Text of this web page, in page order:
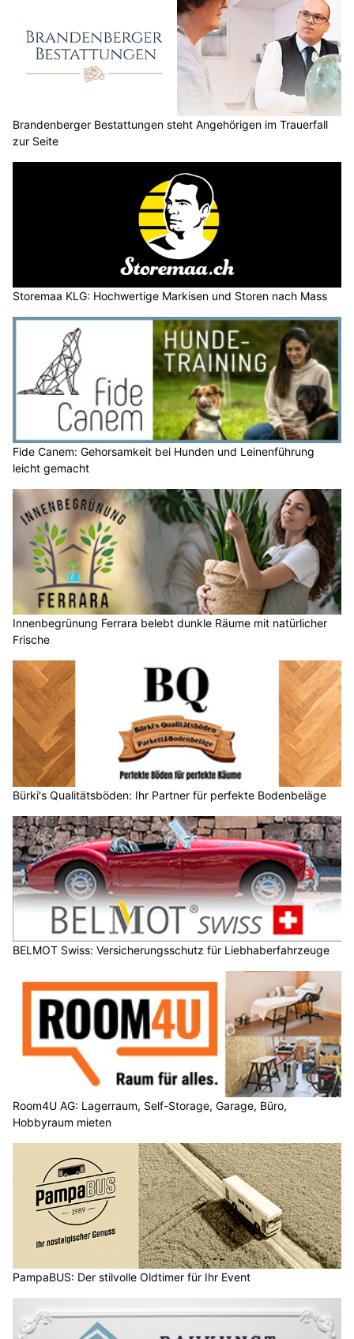
Brandenberger Bestattungen steht Angehörigen im Trauerfall
zur Seite
Storemaa KLG: Hochwertige Markisen und Storen nach Mass
Fide Canem: Gehorsamkeit bei Hunden und Leinenführung
leicht gemacht
Innenbegrünung Ferrara belebt dunkle Räume mit natürlicher
Frische
Bürki's Qualitätsböden: Ihr Partner für perfekte Bodenbeläge
BELMOT Swiss: Versicherungsschutz für Liebhaberfahrzeuge
Room4U AG: Lagerraum, Self-Storage, Garage, Büro,
Hobbyraum mieten
PampaBUS: Der stilvolle Oldtimer für Ihr Event